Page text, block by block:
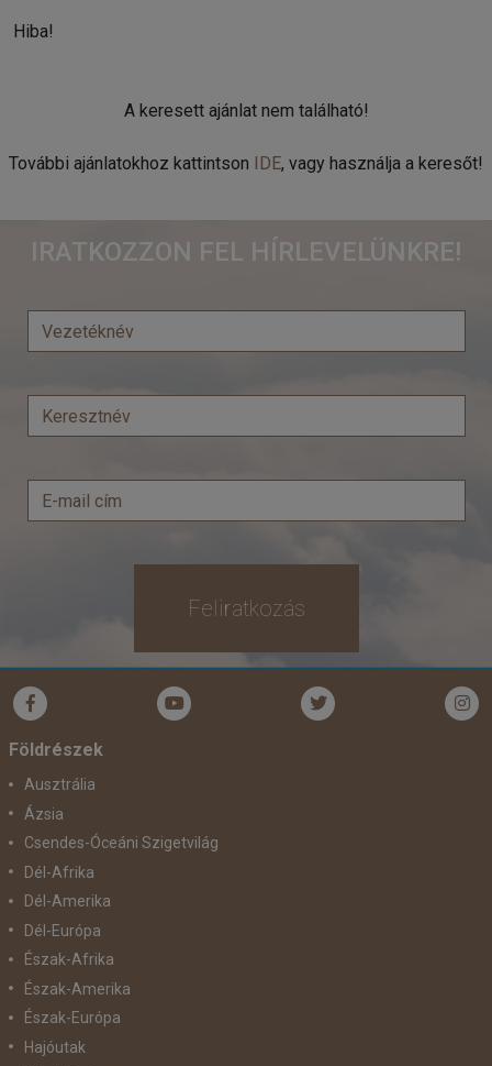
Hiba!
A keresett ajánlat nem található!
További ajánlatokhoz kattintson IDE, vagy használja a keresőt!
IRATKOZZON FEL HÍRLEVELÜNKRE!
Feliratkozás
Földrészek
Ausztrália
Ázsia
Csendes-Óceáni Szigetvilág
Dél-Afrika
Dél-Amerika
Dél-Európa
Észak-Afrika
Észak-Amerika
Észak-Európa
Hajóutak